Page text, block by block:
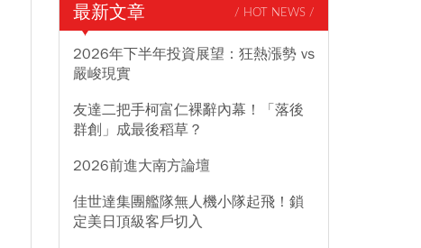
最新文章 / HOT NEWS /
2026年下半年投資展望：狂熱漲勢 vs
嚴峻現實
友達二把手柯富仁裸辭內幕！「落後
群創」成最後稻草？
2026前進大南方論壇
佳世達集團艦隊無人機小隊起飛！鎖
定美日頂級客戶切入